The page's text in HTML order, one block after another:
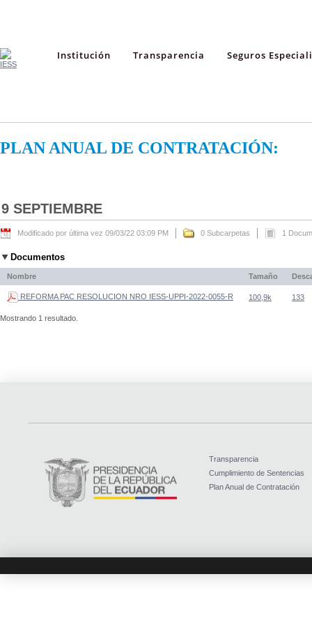
Institución Transparencia Seguros
PLAN ANUAL DE CONTRATACIÓN:
9 SEPTIEMBRE
Modificado por última vez 09/03/22 03:09 PM 0 Subcarpetas 1
Documentos
Nombre Tamaño
REFORMA PAC RESOLUCION NRO IESS-UPPI-2022-0055-R 100,9k 133
Mostrando 1 resultado.
Transparencia
Cumplimiento de Sentencias
Plan Anual de Contratación